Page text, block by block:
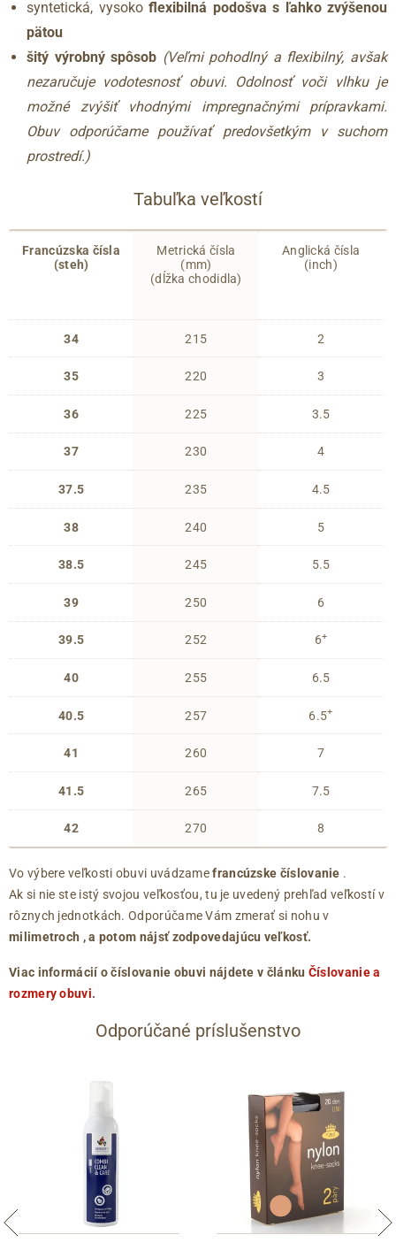
syntetická, vysoko flexibilná podošva s ľahko zvýšenou
pätou
šitý výrobný spôsob (Veľmi pohodlný a flexibilný, avšak
nezaručuje vodotesnosť obuvi. Odolnosť voči vlhku je
možné zvýšiť vhodnými impregnačnými prípravkami.
Obuv odporúčame používať predovšetkým v suchom
prostredí.)
Tabuľka veľkostí
Francúzska čísla
(steh)
34
35
36
37
37.5
38
38.5
39
39.5
40
40.5
41
41.5
42
Metrická čísla
(mm)
(dĺžka chodidla)
215
220
225
230
235
240
245
250
252
255
257
260
265
270
Anglická čísla
(inch)
2
3
3.5
4
4.5
5
5.5
6
6+
6.5
6.5+
7
7.5
8
Vo výbere veľkosti obuvi uvádzamefrancúzske číslovanie .
Ak si nie ste istý svojou veľkosťou, tu je uvedený prehľad veľkostí v
rôznych jednotkách. Odporúčame Vám zmerať si nohu v
milimetroch , a potom nájsť zodpovedajúcu veľkosť.
Viac informácií o číslovanie obuvi nájdete v článku Číslovanie a
rozmery obuvi.
Odporúčané príslušenstvo